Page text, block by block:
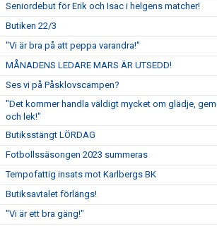
Seniordebut för Erik och Isac i helgens matcher!
Butiken 22/3
"Vi är bra på att peppa varandra!"
MÅNADENS LEDARE MARS ÄR UTSEDD!
Ses vi på Påsklovscampen?
"Det kommer handla väldigt mycket om glädje,
och lek!"
Butiksstängt LÖRDAG
Fotbollssäsongen 2023 summeras
Tempofattig insats mot Karlbergs BK
Butiksavtalet förlängs!
"Vi är ett bra gäng!"